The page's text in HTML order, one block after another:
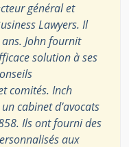
général et
Lawyers. Il
John fournit
solution à ses
comités. Inch
cabinet d’avocats
Ils ont fourni des
aux